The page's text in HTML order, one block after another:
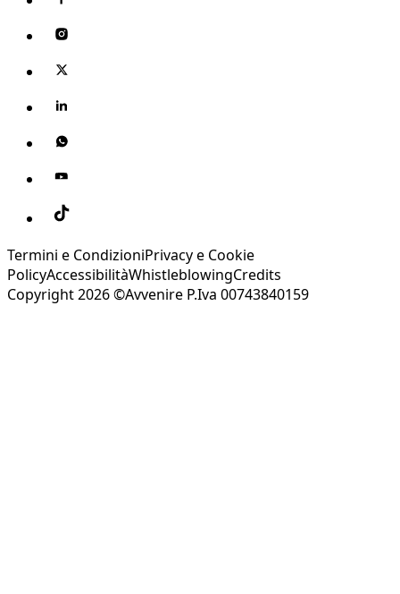
Termini e CondizioniPrivacy e Cookie
PolicyAccessibilitàWhistleblowingCredits
Copyright 2026 ©Avvenire P.Iva 00743840159